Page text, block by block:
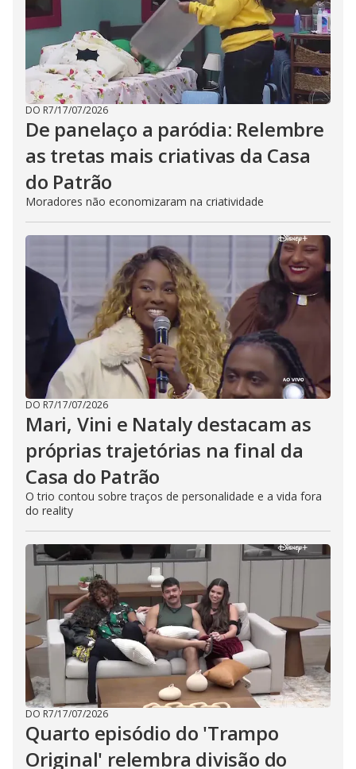
DO R7/17/07/2026
De panelaço a paródia: Relembre
as tretas mais criativas da Casa
do Patrão
Moradores não economizaram na criatividade
DO R7/17/07/2026
Mari, Vini e Nataly destacam as
próprias trajetórias na final da
Casa do Patrão
O trio contou sobre traços de personalidade e a vida fora
do reality
DO R7/17/07/2026
Quarto episódio do 'Trampo
Original' relembra divisão do